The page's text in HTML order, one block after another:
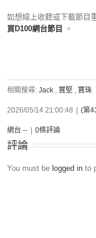
如想線上收聽或下載節目
買D100網台節目
。
相關搜尋: Jack , 寶堅 , 寶珠
2026/05/14 21:00:48 (第
網台 -- 0條評論
評論
You must be logged in to